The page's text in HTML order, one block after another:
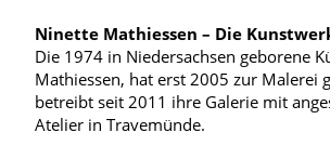
Ninette Mathiessen – Die
Die 1974 in Niedersachsen geborene
Mathiessen, hat erst 2005 zur Malerei
betreibt seit 2011 ihre Galerie mit
Atelier in Travemünde.